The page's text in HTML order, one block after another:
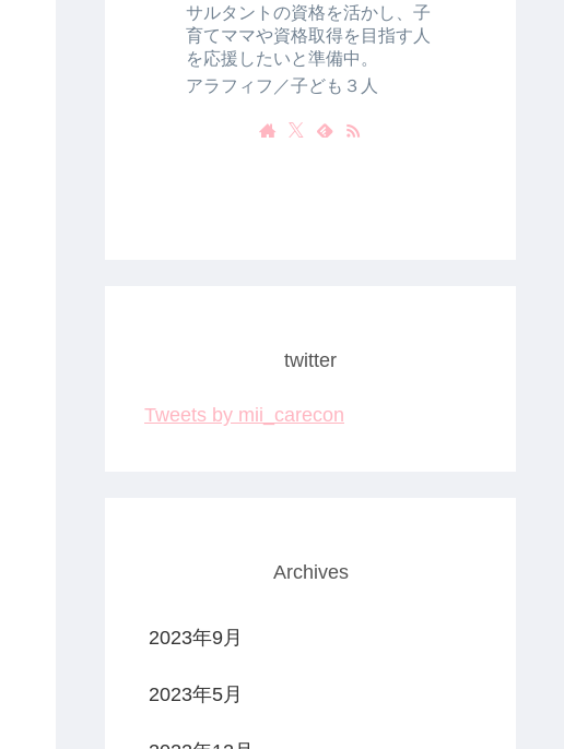
サルタントの資格を活かし、子
育てママや資格取得を目指す人
を応援したいと準備中。
アラフィフ／子ども３人
twitter
Tweets by mii_carecon
Archives
2023年9月
2023年5月